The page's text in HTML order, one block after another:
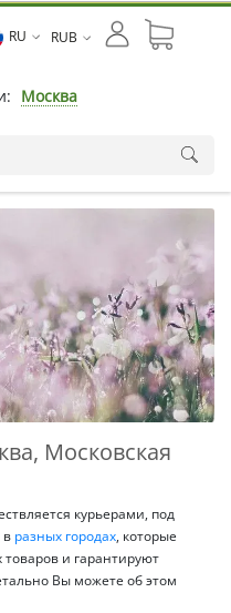
RU RUB
Москва
Московская
курьерами, под
в разных городах, которые
товаров и гарантируют
Вы можете об этом